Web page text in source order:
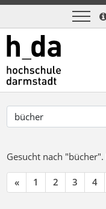
Gesucht nach "bücher".
« 1 2 3 4